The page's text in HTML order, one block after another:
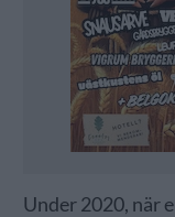
Under 2020, när